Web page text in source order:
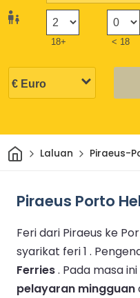
18+ < 18
Rumah
Laluan Piraeus-
Piraeus Porto
Feri dari Piraeus ke
syarikat feri 1 .
Ferries. Pada masa
pelayaran mingguan